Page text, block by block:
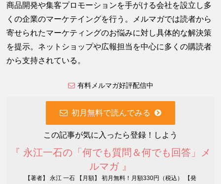
商品開発や集客プロモーションを手がける会社を設立し多
くの企業のマーケテイングを行う。メルマガでは読者から
寄せられたマーケティングのお悩みに対し具体的な解決策
を提示。ネットショップや広報担当を中心に多くの購読者
から支持されている。
有料メルマガ好評配信中
初月無料で読んでみる
この記事が気に入ったら登録！しよう
『 永江一石の「何でも質問＆何でも回答」メ
ルマガ 』
【著者】 永江 一石 【月額】 初月無料！月額330円（税込） 【発